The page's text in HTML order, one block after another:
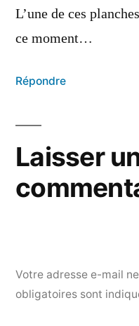
L’une de ces
ce moment…
Répondre
Laisser
Votre adresse e-mail
obligatoires sont